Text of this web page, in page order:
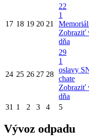
17 18 19 20 21
22
1
Zobraziť
dňa
24 25 26 27 28
29
1
oslavy
chate
Zobraziť
dňa
31 1 2 3 4 5
Vývoz odpadu